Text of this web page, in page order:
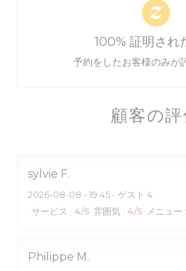
顧客の評
sylvie F
2026-08-08 - 19:45 - ゲスト 4
サービス : 4/5 雰囲気 : 4/5 メニュー :
Philippe M
100% 証明され
予約をしたお客様のみが